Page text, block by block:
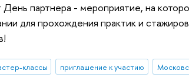
партнера - мероприятие, на
для прохождения практик и
классы приглашение к участию